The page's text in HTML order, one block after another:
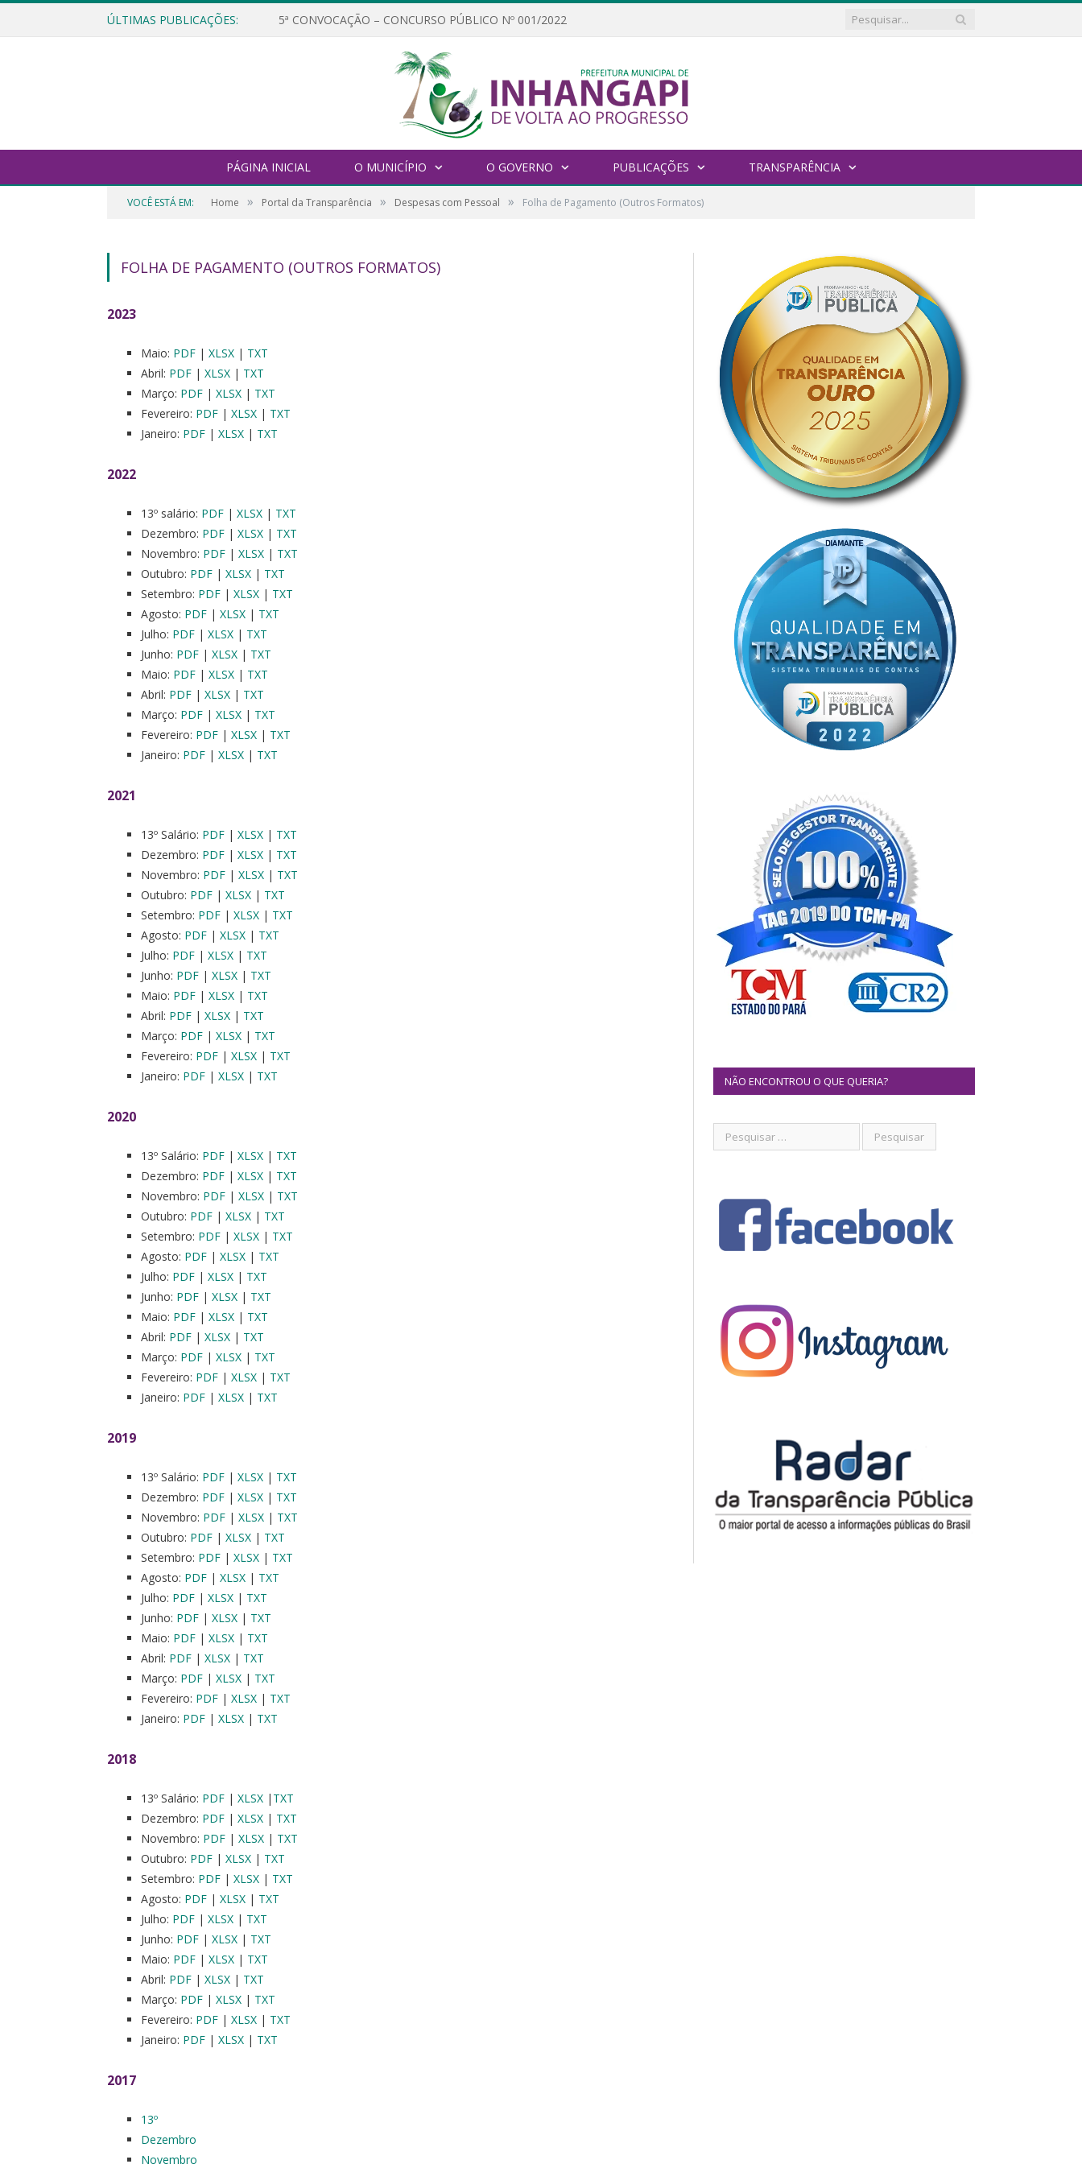
ÚLTIMAS PUBLICAÇÕES: 5ª CONVOCAÇÃO – CONCURSO PÚBLICO Nº 001/2022
PÁGINA INICIAL O MUNICÍPIO O GOVERNO PUBLICAÇÕES TRANSPARÊNCIA
VOCÊ ESTÁ EM: Home » Portal da Transparência » Despesas com Pessoal » Folha de Pagamento (Outros Formatos)
FOLHA DE PAGAMENTO (OUTROS FORMATOS)
2023
Maio: PDF | XLSX | TXT
Abril: PDF | XLSX | TXT
Março: PDF | XLSX | TXT
Fevereiro: PDF | XLSX | TXT
Janeiro: PDF | XLSX | TXT
2022
13º salário: PDF | XLSX | TXT
Dezembro: PDF | XLSX | TXT
Novembro: PDF | XLSX | TXT
Outubro: PDF | XLSX | TXT
Setembro: PDF | XLSX | TXT
Agosto: PDF | XLSX | TXT
Julho: PDF | XLSX | TXT
Junho: PDF | XLSX | TXT
Maio: PDF | XLSX | TXT
Abril: PDF | XLSX | TXT
Março: PDF | XLSX | TXT
Fevereiro: PDF | XLSX | TXT
Janeiro: PDF | XLSX | TXT
2021
13º Salário: PDF | XLSX | TXT
Dezembro: PDF | XLSX | TXT
Novembro: PDF | XLSX | TXT
Outubro: PDF | XLSX | TXT
Setembro: PDF | XLSX | TXT
Agosto: PDF | XLSX | TXT
Julho: PDF | XLSX | TXT
Junho: PDF | XLSX | TXT
Maio: PDF | XLSX | TXT
Abril: PDF | XLSX | TXT
Março: PDF | XLSX | TXT
Fevereiro: PDF | XLSX | TXT
Janeiro: PDF | XLSX | TXT
2020
13º Salário: PDF | XLSX | TXT
Dezembro: PDF | XLSX | TXT
Novembro: PDF | XLSX | TXT
Outubro: PDF | XLSX | TXT
Setembro: PDF | XLSX | TXT
Agosto: PDF | XLSX | TXT
Julho: PDF | XLSX | TXT
Junho: PDF | XLSX | TXT
Maio: PDF | XLSX | TXT
Abril: PDF | XLSX | TXT
Março: PDF | XLSX | TXT
Fevereiro: PDF | XLSX | TXT
Janeiro: PDF | XLSX | TXT
2019
13º Salário: PDF | XLSX | TXT
Dezembro: PDF | XLSX | TXT
Novembro: PDF | XLSX | TXT
Outubro: PDF | XLSX | TXT
Setembro: PDF | XLSX | TXT
Agosto: PDF | XLSX | TXT
Julho: PDF | XLSX | TXT
Junho: PDF | XLSX | TXT
Maio: PDF | XLSX | TXT
Abril: PDF | XLSX | TXT
Março: PDF | XLSX | TXT
Fevereiro: PDF | XLSX | TXT
Janeiro: PDF | XLSX | TXT
2018
13º Salário: PDF | XLSX | TXT
Dezembro: PDF | XLSX | TXT
Novembro: PDF | XLSX | TXT
Outubro: PDF | XLSX | TXT
Setembro: PDF | XLSX | TXT
Agosto: PDF | XLSX | TXT
Julho: PDF | XLSX | TXT
Junho: PDF | XLSX | TXT
Maio: PDF | XLSX | TXT
Abril: PDF | XLSX | TXT
Março: PDF | XLSX | TXT
Fevereiro: PDF | XLSX | TXT
Janeiro: PDF | XLSX | TXT
2017
13º
Dezembro
Novembro
NÃO ENCONTROU O QUE QUERIA?